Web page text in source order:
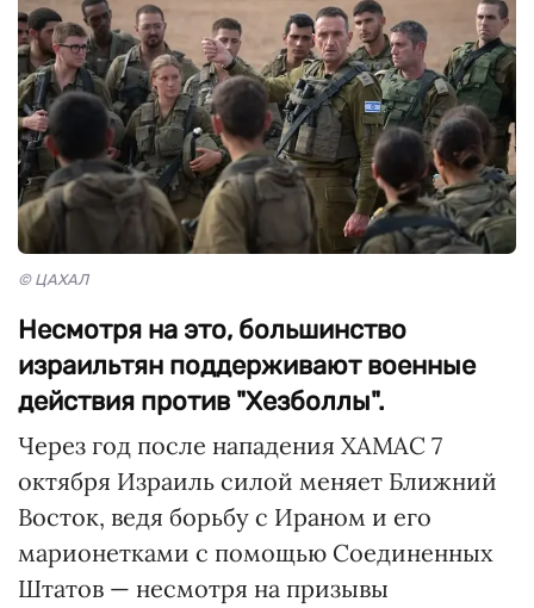
© ЦАХАЛ
Несмотря на это, большинство
израильтян поддерживают военные
действия против "Хезболлы".
Через год после нападения ХАМАС 7
октября Израиль силой меняет Ближний
Восток, ведя борьбу с Ираном и его
марионетками с помощью Соединенных
Штатов — несмотря на призывы